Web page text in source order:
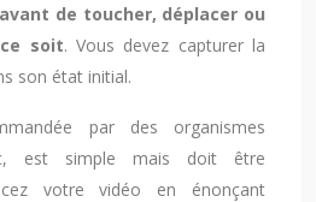
de toucher, déplacer ou
soit. Vous devez capturer la
son état initial.
par des organismes
est simple mais doit être
votre vidéo en énonçant